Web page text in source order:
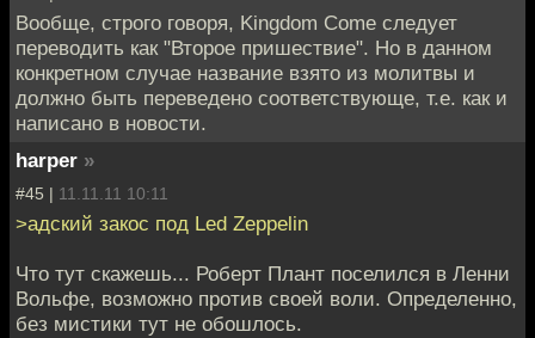
Вообще, строго говоря, Kingdom Come следует
переводить как "Второе пришествие". Но в данном
конкретном случае название взято из молитвы и
должно быть переведено соответствующе, т.е. как и
написано в новости.
harper »
#45 | 11.11.11 10:11
>адский закос под Led Zeppelin
Что тут скажешь... Роберт Плант поселился в Ленни
Вольфе, возможно против своей воли. Определенно,
без мистики тут не обошлось.